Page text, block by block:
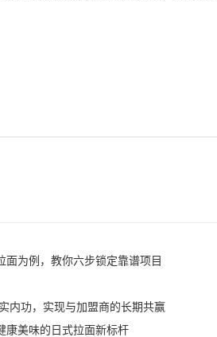
为例，教你六步锁定靠谱项目
内功，实现与加盟商的长期共赢
康美味的日式拉面新标杆